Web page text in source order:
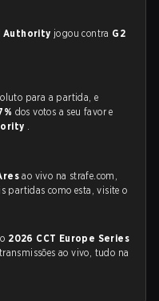
Authority jogou contra G2
para a partida, e
dos votos a seu favor e
.
ao vivo na strafe.com,
partidas como esta, visite o
2026 CCT Europe Series
ao vivo, tudo na